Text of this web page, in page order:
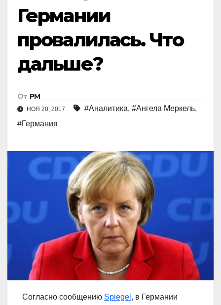
Германии
провалилась. Что
дальше?
От РМ
НОЯ 20, 2017 #Аналитика, #Ангела Меркель,
#Германия
Согласно сообщению Spiegel , в Германии